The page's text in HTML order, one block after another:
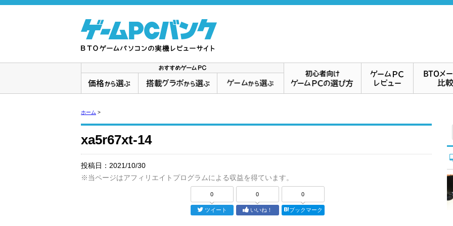
ホーム >
xa5r67xt-14
投稿日： 2021/10/30
※当ページはアフィリエイトプログラムによる収益を得ています。
0
ツイート
0
いいね！
0
ブックマーク